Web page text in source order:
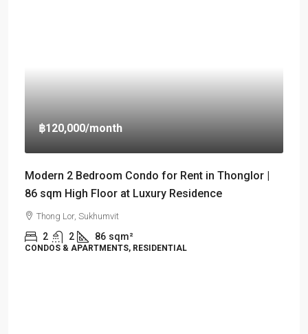
฿120,000/month
Modern 2 Bedroom Condo for Rent in Thonglor |
86 sqm High Floor at Luxury Residence
Thong Lor, Sukhumvit
2 2 86 sqm²
CONDOS & APARTMENTS, RESIDENTIAL